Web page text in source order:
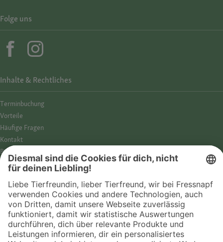
Inhalte & Rechtliches
Termin­buchung
Vorteile
Häufige Fragen
Kontakt
Barrierefreiheit
Impressum
Cookies
AGB
Entdecke Fressnapf
Folge uns